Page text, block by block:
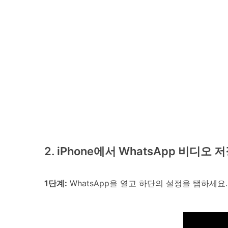
2. iPhone에서 WhatsApp 비디오 저
1단계: WhatsApp을 열고 하단의 설정을 탭하세요.